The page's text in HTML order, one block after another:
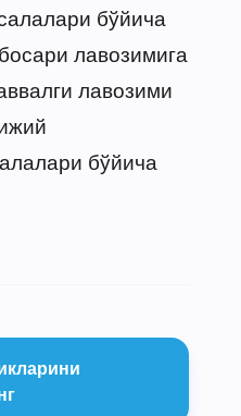
бўйича
лавозимига
лавозими
бўйича